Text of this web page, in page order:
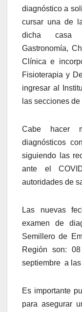
diagnóstico a
cursar una de
dicha casa
Gastronomía,
Clínica e
Fisioterapia y
ingresar al
las secciones
Cabe hacer
diagnósticos
siguiendo las
ante el
autoridades de
Las nuevas
examen de
Semillero de
Región son:
septiembre a las
Es importante
para asegurar